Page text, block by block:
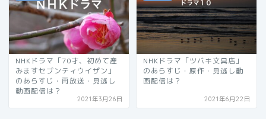
NHKドラマ「70才、初めて産
みますセブンティウイザン」
のあらすじ・再放送・見逃し
動画配信は？
2021年3月26日
NHKドラマ「ツバキ文具店」
のあらすじ・原作・見逃し動
画配信は？
2021年6月22日